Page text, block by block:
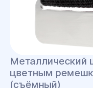
Металлический
цветным
(съёмный)